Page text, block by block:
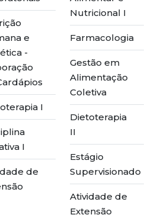
e
-
I
I
de
Nutricional I
Farmacologia
Gestão em
Alimentação
Coletiva
Dietoterapia
II
Estágio
Supervisionado
Atividade de
Extensão